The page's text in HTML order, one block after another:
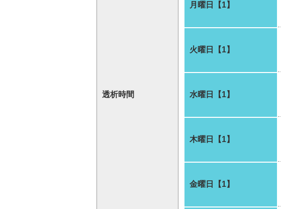
透析時間
月曜日【1】
火曜日【1】
水曜日【1】
木曜日【1】
金曜日【1】